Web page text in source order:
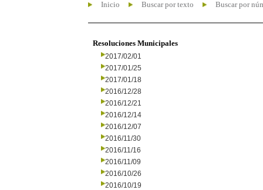
Inicio Buscar por texto Buscar por
Resoluciones Municipales
2017/02/01
2017/01/25
2017/01/18
2016/12/28
2016/12/21
2016/12/14
2016/12/07
2016/11/30
2016/11/16
2016/11/09
2016/10/26
2016/10/19